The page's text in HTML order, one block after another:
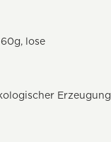
lose
Erzeugung